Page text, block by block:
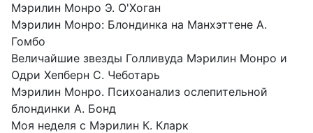
Мэрилин Монро Э. О'Хоган
Мэрилин Монро: Блондинка на Манхэттене А.
Гомбо
Величайшие звезды Голливуда Мэрилин Монро и
Одри Хепберн С. Чеботарь
Мэрилин Монро. Психоанализ ослепительной
блондинки А. Бонд
Моя неделя с Мэрилин К. Кларк